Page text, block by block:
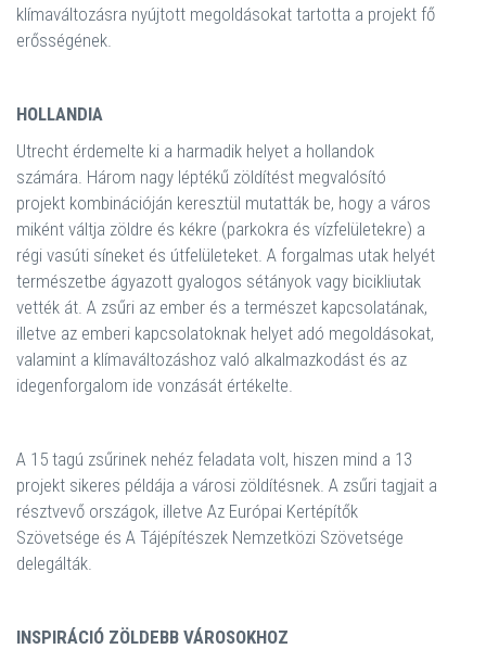
klímaváltozásra nyújtott megoldásokat tartotta a projekt fő
erősségének.
HOLLANDIA
Utrecht érdemelte ki a harmadik helyet a hollandok
számára. Három nagy léptékű zöldítést megvalósító
projekt kombinációján keresztül mutatták be, hogy a város
miként váltja zöldre és kékre (parkokra és vízfelületekre) a
régi vasúti síneket és útfelületeket. A forgalmas utak helyét
természetbe ágyazott gyalogos sétányok vagy bicikliutak
vették át. A zsűri az ember és a természet kapcsolatának,
illetve az emberi kapcsolatoknak helyet adó megoldásokat,
valamint a klímaváltozáshoz való alkalmazkodást és az
idegenforgalom ide vonzását értékelte.
A 15 tagú zsűrinek nehéz feladata volt, hiszen mind a 13
projekt sikeres példája a városi zöldítésnek. A zsűri tagjait a
résztvevő országok, illetve Az Európai Kertépítők
Szövetsége és A Tájépítészek Nemzetközi Szövetsége
delegálták.
INSPIRÁCIÓ ZÖLDEBB VÁROSOKHOZ